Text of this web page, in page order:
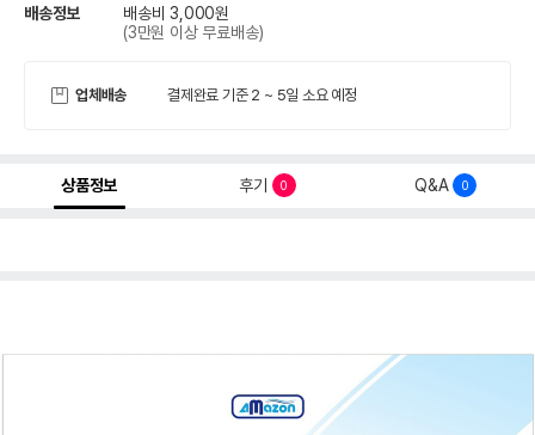
배송정보
배송비 3,000원
(3만원 이상 무료배송)
업체배송 결제완료 기준 2 ~ 5일 소요 예정
상품정보 후기 0 Q&A 0